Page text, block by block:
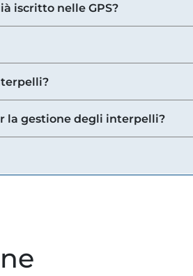
iscritto nelle GPS?
la gestione degli interpelli?